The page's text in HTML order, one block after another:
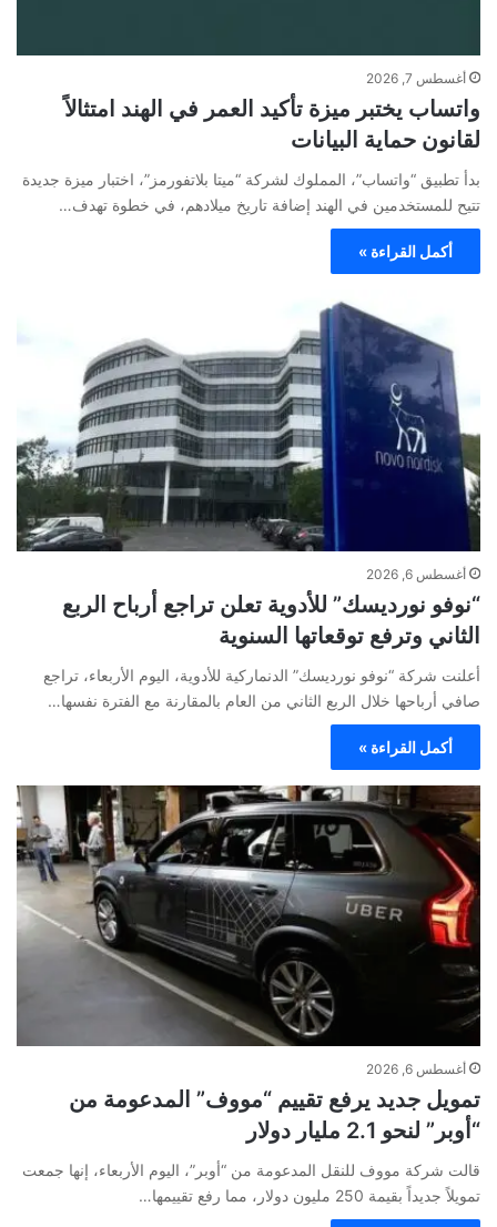
أغسطس 7, 2026
واتساب يختبر ميزة تأكيد العمر في الهند امتثالاً
لقانون حماية البيانات
بدأ تطبيق “واتساب”، المملوك لشركة “ميتا بلاتفورمز”، اختبار ميزة جديدة
تتيح للمستخدمين في الهند إضافة تاريخ ميلادهم، في خطوة تهدف…
أكمل القراءة »
أغسطس 6, 2026
“نوفو نورديسك” للأدوية تعلن تراجع أرباح الربع
الثاني وترفع توقعاتها السنوية
أعلنت شركة “نوفو نورديسك” الدنماركية للأدوية، اليوم الأربعاء، تراجع
صافي أرباحها خلال الربع الثاني من العام بالمقارنة مع الفترة نفسها…
أكمل القراءة »
أغسطس 6, 2026
تمويل جديد يرفع تقييم “مووف” المدعومة من
“أوبر” لنحو 2.1 مليار دولار
قالت شركة مووف للنقل المدعومة من “أوبر”، اليوم الأربعاء، إنها جمعت
تمويلاً جديداً بقيمة 250 مليون دولار، مما رفع تقييمها…